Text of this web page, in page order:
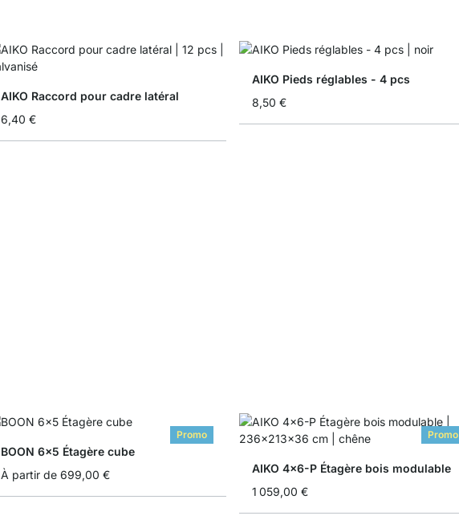
AIKO Raccord pour cadre latéral
6,40 €
AIKO Pieds réglables - 4 pcs
8,50 €
Promo
BOON 6x5 Étagère cube
À partir de 699,00 €
Promo
AIKO 4x6-P Étagère bois modulable
1 059,00 €